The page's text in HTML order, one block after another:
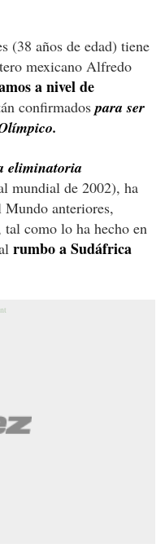
(38 años de edad) tiene
mexicano Alfredo
a nivel de
confirmados para ser
eliminatoria
mundial de 2002), ha
Mundo anteriores,
como lo ha hecho en
rumbo a Sudáfrica